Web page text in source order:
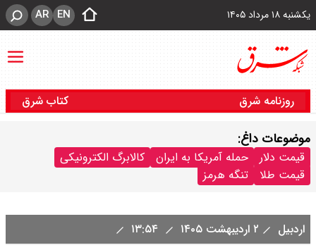
یکشنبه ۱۸ مرداد ۱۴۰۵ EN
AR
روزنامه شرق کتاب شرق
موضوعات داغ:
قیمت دلار حمله آمریکا به ایران
کالابرگ الکترونیکی
قیمت طلا
تنگه هرمز
اردبیل ۲ اردیبهشت ۱۴۰۵